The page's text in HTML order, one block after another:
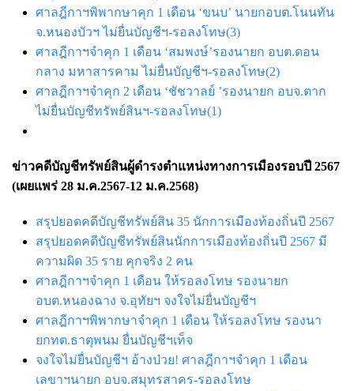
ศาลฎีกาฯพิพากษาคุก 1 เดือน ‘ขนบ’ นายกอบต.โนนทัน
จ.หนองบัวฯ ไม่ยื่นบัญชีฯ-รอลงโทษ(3)
ศาลฎีกาฯจำคุก 1 เดือน ‘สมพงษ์’รองนายก อบต.ดอน
กลาง มหาสารคาม ไม่ยื่นบัญชีฯ-รอลงโทษ(2)
ศาลฎีกาฯจำคุก 2 เดือน ‘ชัชวาลย์ ’รองนายก อบจ.ตาก
ไม่ยื่นบัญชีทรัพย์สินฯ-รอลงโทษ(1)
ข่าวคดีบัญชีทรัพย์สินผู้ดำรงตำแหน่งทางการเมืองรอบปี 2567
(เผยแพร่ 28 ม.ค.2567-12 ม.ค.2568)
สรุปยอดคดีบัญชีทรัพย์สิน 35 นักการเมืองท้องถิ่นปี 2567
สรุปยอดคดีบัญชีทรัพย์สินนักการเมืองท้องถิ่นปี 2567 มี
ความผิด 35 ราย คุกจริง 2 คน
ศาลฎีกาฯจําคุก 1 เดือน ให้รอลงโทษ รองนายก
อบต.หนองฉาง จ.อุทัยฯ จงใจไม่ยื่นบัญชีฯ
ศาลฎีกาฯพิพากษาจำคุก 1 เดือน ให้รอลงโทษ รองนา
ยกทต.ธาตุพนม ยื่นบัญชีฯเท็จ
จงใจไม่ยื่นบัญชีฯ อ้างป่วย! ศาลฎีกาฯจำคุก 1 เดือน
เลขาฯนายก อบจ.สมุทรสาคร-รอลงโทษ